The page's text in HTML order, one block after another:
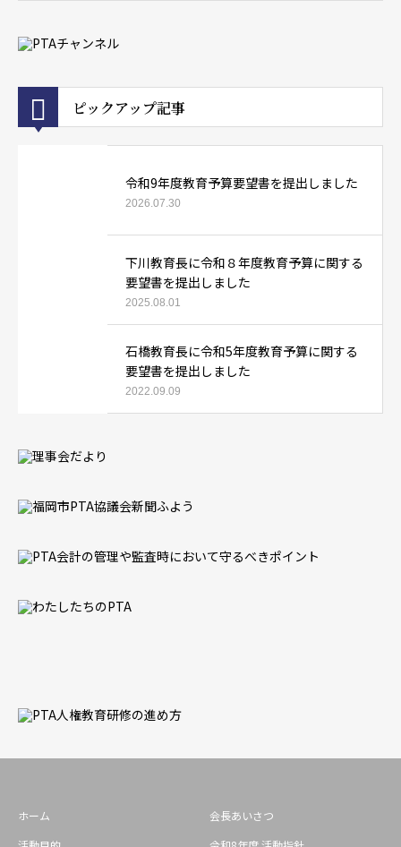
ピックアップ記事
令和9年度教育予算要望書を提出しました
2026.07.30
下川教育長に令和８年度教育予算に関する
要望書を提出しました
2025.08.01
石橋教育長に令和5年度教育予算に関する
要望書を提出しました
2022.09.09
ホーム
会長あいさつ